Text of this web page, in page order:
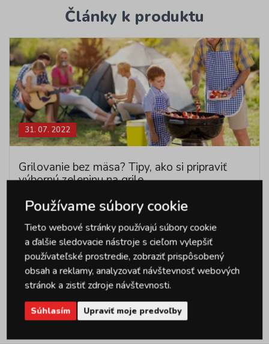
Články k produktu
31. 07. 2022
Grilovanie bez mäsa? Tipy, ako si pripraviť
výbornú zeleninu na grile
Máte už dosť grilovaného mäsa a špekáčikov? Možno je
Celý článok
VŠETKY ČLÁNKY
Používame súbory cookie
Tieto webové stránky používajú súbory cookie
a ďalšie sledovacie nástroje s cieľom vylepšiť
používateľské prostredie, zobraziť prispôsobený
obsah a reklamy, analyzovať návštevnosť webových
stránok a zistiť zdroje návštevnosti.
Súhlasím Upraviť moje predvoľby